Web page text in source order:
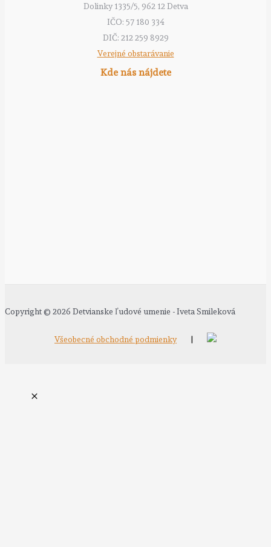
Dolinky 1335/5, 962 12 Detva
IČO: 57 180 334
DIČ: 212 259 8929
Verejné obstarávanie
Kde nás nájdete
Copyright © 2026 Detvianske ľudové umenie - Iveta Smileková
Všeobecné obchodné podmienky |